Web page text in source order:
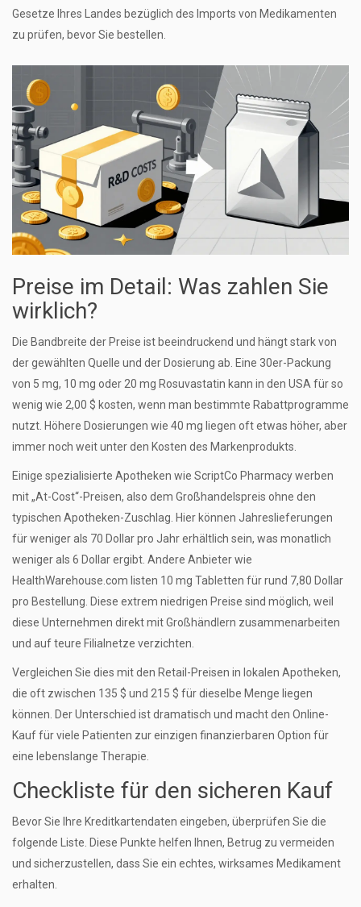
Gesetze Ihres Landes bezüglich des Imports von Medikamenten
zu prüfen, bevor Sie bestellen.
Preise im Detail: Was zahlen Sie
wirklich?
Die Bandbreite der Preise ist beeindruckend und hängt stark von
der gewählten Quelle und der Dosierung ab. Eine 30er-Packung
von 5 mg, 10 mg oder 20 mg Rosuvastatin kann in den USA für so
wenig wie 2,00 $ kosten, wenn man bestimmte Rabattprogramme
nutzt. Höhere Dosierungen wie 40 mg liegen oft etwas höher, aber
immer noch weit unter den Kosten des Markenprodukts.
Einige spezialisierte Apotheken wie ScriptCo Pharmacy werben
mit „At-Cost“-Preisen, also dem Großhandelspreis ohne den
typischen Apotheken-Zuschlag. Hier können Jahreslieferungen
für weniger als 70 Dollar pro Jahr erhältlich sein, was monatlich
weniger als 6 Dollar ergibt. Andere Anbieter wie
HealthWarehouse.com listen 10 mg Tabletten für rund 7,80 Dollar
pro Bestellung. Diese extrem niedrigen Preise sind möglich, weil
diese Unternehmen direkt mit Großhändlern zusammenarbeiten
und auf teure Filialnetze verzichten.
Vergleichen Sie dies mit den Retail-Preisen in lokalen Apotheken,
die oft zwischen 135 $ und 215 $ für dieselbe Menge liegen
können. Der Unterschied ist dramatisch und macht den Online-
Kauf für viele Patienten zur einzigen finanzierbaren Option für
eine lebenslange Therapie.
Checkliste für den sicheren Kauf
Bevor Sie Ihre Kreditkartendaten eingeben, überprüfen Sie die
folgende Liste. Diese Punkte helfen Ihnen, Betrug zu vermeiden
und sicherzustellen, dass Sie ein echtes, wirksames Medikament
erhalten.